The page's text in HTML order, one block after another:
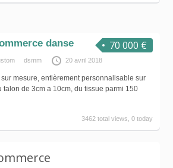
70 000 €
danse
dsmm 20 avril 2018
mesure, entièrement personnalisable sur
talon de 3cm a 10cm, du tissue parmi 150
3462 total views, 0 today